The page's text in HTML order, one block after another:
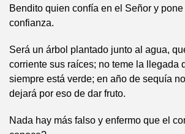
Bendito quien confía en el Señor y
confianza.
Será un árbol plantado junto al agua,
corriente sus raíces; no teme la llegada
siempre está verde; en año de sequía
dejará por eso de dar fruto.
Nada hay más falso y enfermo que el